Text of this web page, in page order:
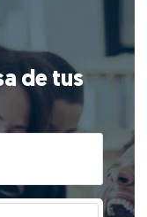
de tus